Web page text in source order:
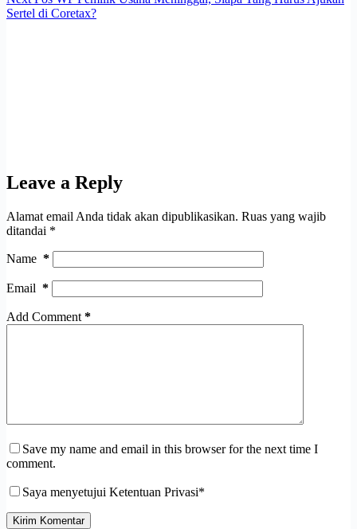
Sertel di Coretax?
Leave a Reply
Alamat email Anda tidak akan dipublikasikan. Ruas yang wajib
ditandai *
Name *
Email *
Add Comment *
Save my name and email in this browser for the next time I
comment.
Saya menyetujui Ketentuan Privasi*
Kirim Komentar